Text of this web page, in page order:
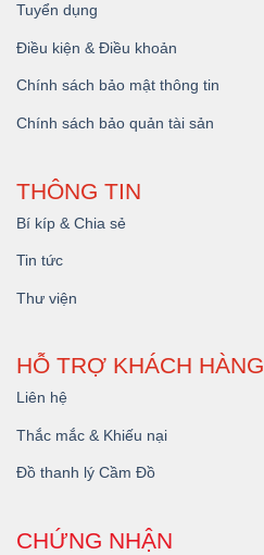
Tuyển dụng
Điều kiện & Điều khoản
Chính sách bảo mật thông tin
Chính sách bảo quản tài sản
THÔNG TIN
Bí kíp & Chia sẻ
Tin tức
Thư viện
HỖ TRỢ KHÁCH HÀNG
Liên hệ
Thắc mắc & Khiếu nại
Đồ thanh lý Cầm Đồ
CHỨNG NHẬN